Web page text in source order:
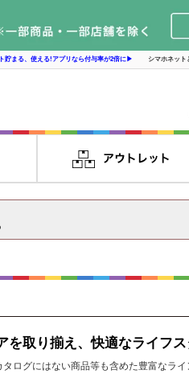
貯まる、使える!アプリなら付与率が2倍に▶ シマホネット
取り揃え、快適なライフス
ログにはない商品等も含めた豊富なライ